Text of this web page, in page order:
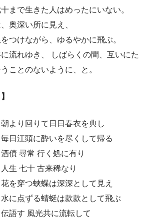
まで生きた人はめったにいない。
奥深い所に見え、
つけながら、ゆるやかに飛ぶ。
流れゆき、 しばらくの間、互いにた
ことのないように、と。
より回りて日日春衣を典し
日江頭に酔いを尽くして帰る
債 尋常 行く処に有り
生 七十 古来稀なり
を穿つ蛱蝶は深深として見え
に点ずる蜻蜓は款款として飛ぶ
語す 風光共に流転して